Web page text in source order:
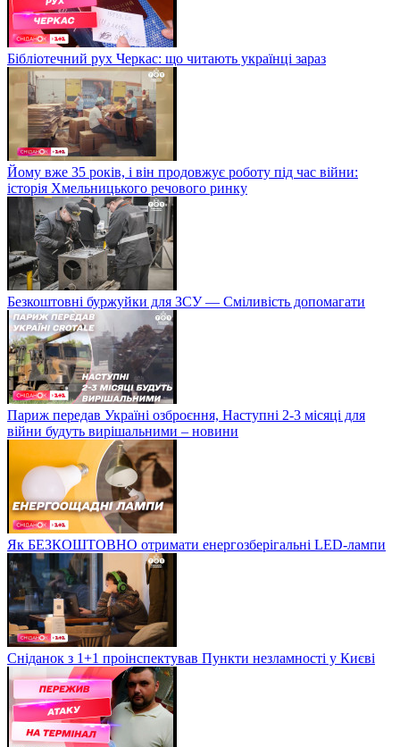
Бібліотечний рух Черкас: що читають українці зараз
Йому вже 35 років, і він продовжує роботу під час війни:
історія Хмельницького речового ринку
Безкоштовні буржуйки для ЗСУ — Сміливість допомагати
Париж передав Україні озброєння, Наступні 2-3 місяці для
війни будуть вирішальними – новини
Як БЕЗКОШТОВНО отримати енергозберігальні LED-лампи
Сніданок з 1+1 проінспектував Пункти незламності у Києві